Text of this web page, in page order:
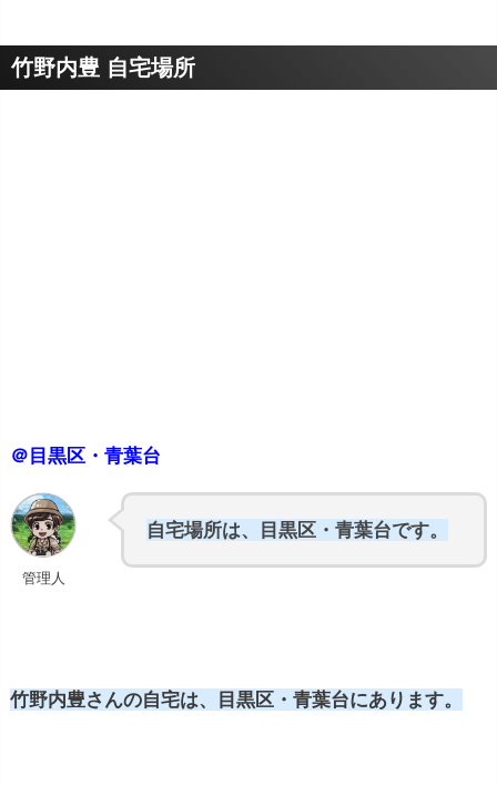
竹野内豊 自宅場所
＠目黒区・青葉台
管理人
自宅場所は、目黒区・青葉台です。
竹野内豊さんの自宅は、目黒区・青葉台にあります。